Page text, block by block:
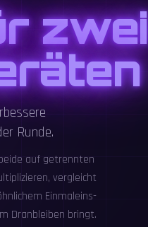
zwei
Runde.
auf getrennten
vergleicht
Einmaleins-
Dranbleiben bringt.